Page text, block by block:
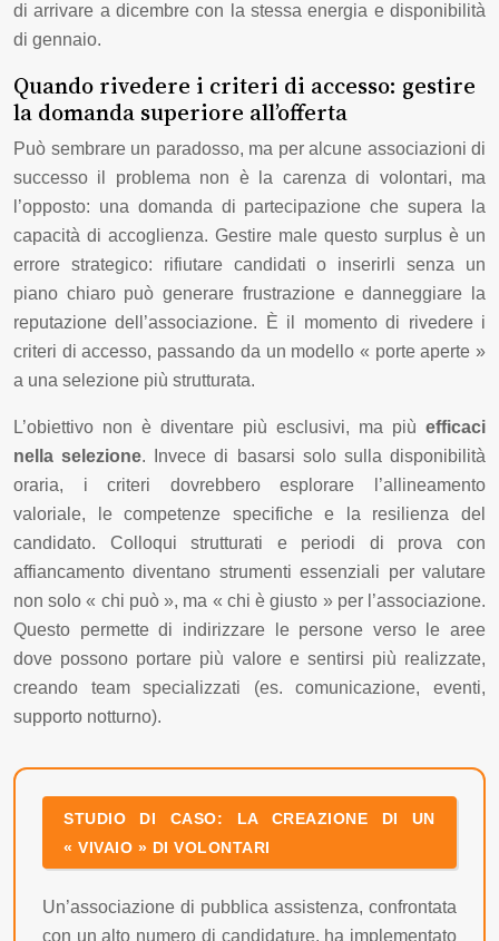
di arrivare a dicembre con la stessa energia e disponibilità
di gennaio.
Quando rivedere i criteri di accesso: gestire
la domanda superiore all’offerta
Può sembrare un paradosso, ma per alcune associazioni di
successo il problema non è la carenza di volontari, ma
l’opposto: una domanda di partecipazione che supera la
capacità di accoglienza. Gestire male questo surplus è un
errore strategico: rifiutare candidati o inserirli senza un
piano chiaro può generare frustrazione e danneggiare la
reputazione dell’associazione. È il momento di rivedere i
criteri di accesso, passando da un modello « porte aperte »
a una selezione più strutturata.
L’obiettivo non è diventare più esclusivi, ma più efficaci
nella selezione. Invece di basarsi solo sulla disponibilità
oraria, i criteri dovrebbero esplorare l’allineamento
valoriale, le competenze specifiche e la resilienza del
candidato. Colloqui strutturati e periodi di prova con
affiancamento diventano strumenti essenziali per valutare
non solo « chi può », ma « chi è giusto » per l’associazione.
Questo permette di indirizzare le persone verso le aree
dove possono portare più valore e sentirsi più realizzate,
creando team specializzati (es. comunicazione, eventi,
supporto notturno).
STUDIO DI CASO: LA CREAZIONE DI UN
« VIVAIO » DI VOLONTARI
Un’associazione di pubblica assistenza, confrontata
con un alto numero di candidature, ha implementato